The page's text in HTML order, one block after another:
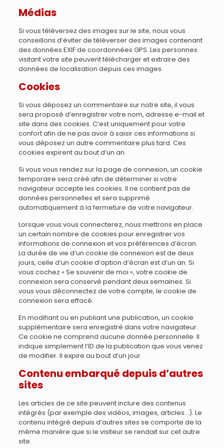
Médias
Si vous téléversez des images sur le site, nous vous
conseillons d’éviter de téléverser des images contenant
des données EXIF de coordonnées GPS. Les personnes
visitant votre site peuvent télécharger et extraire des
données de localisation depuis ces images.
Cookies
Si vous déposez un commentaire sur notre site, il vous
sera proposé d’enregistrer votre nom, adresse e-mail et
site dans des cookies. C’est uniquement pour votre
confort afin de ne pas avoir à saisir ces informations si
vous déposez un autre commentaire plus tard. Ces
cookies expirent au bout d’un an.
Si vous vous rendez sur la page de connexion, un cookie
temporaire sera créé afin de déterminer si votre
navigateur accepte les cookies. Il ne contient pas de
données personnelles et sera supprimé
automatiquement à la fermeture de votre navigateur.
Lorsque vous vous connecterez, nous mettrons en place
un certain nombre de cookies pour enregistrer vos
informations de connexion et vos préférences d’écran.
La durée de vie d’un cookie de connexion est de deux
jours, celle d’un cookie d’option d’écran est d’un an. Si
vous cochez « Se souvenir de moi », votre cookie de
connexion sera conservé pendant deux semaines. Si
vous vous déconnectez de votre compte, le cookie de
connexion sera effacé.
En modifiant ou en publiant une publication, un cookie
supplémentaire sera enregistré dans votre navigateur.
Ce cookie ne comprend aucune donnée personnelle. Il
indique simplement l’ID de la publication que vous venez
de modifier. Il expire au bout d’un jour.
Contenu embarqué depuis d’autres
sites
Les articles de ce site peuvent inclure des contenus
intégrés (par exemple des vidéos, images, articles…). Le
contenu intégré depuis d’autres sites se comporte de la
même manière que si le visiteur se rendait sur cet autre
site.